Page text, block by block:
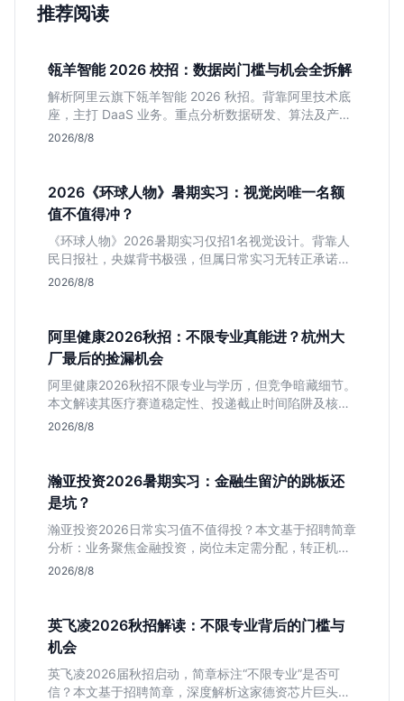
推荐阅读
瓴羊智能 2026 校招：数据岗门槛与机会全拆解
解析阿里云旗下瓴羊智能 2026 秋招。背靠阿里技术底
座，主打 DaaS 业务。重点分析数据研发、算法及产品
岗的硬性要求，评估 B 端数据路线的成长曲线与抗压挑
2026/8/8
2026《环球人物》暑期实习：视觉岗唯一名额
值不值得冲？
《环球人物》2026暑期实习仅招1名视觉设计。背靠人
民日报社，央媒背书极强，但属日常实习无转正承诺。
适合追求高含金量简历、能接受严谨流程的设计生，想
2026/8/8
阿里健康2026秋招：不限专业真能进？杭州大
厂最后的捡漏机会
阿里健康2026秋招不限专业与学历，但竞争暗藏细节。
本文解读其医疗赛道稳定性、投递截止时间陷阱及核心
岗位面试节奏，帮应届生判断是否值得投入。
2026/8/8
瀚亚投资2026暑期实习：金融生留沪的跳板还
是坑？
瀚亚投资2026日常实习值不值得投？本文基于招聘简章
分析：业务聚焦金融投资，岗位未定需分配，转正机会
不明确。适合急需上海高含金量实习证明、想接触真实
2026/8/8
英飞凌2026秋招解读：不限专业背后的门槛与
机会
英飞凌2026届秋招启动，简章标注“不限专业”是否可
信？本文基于招聘简章，深度解析这家德资芯片巨头的